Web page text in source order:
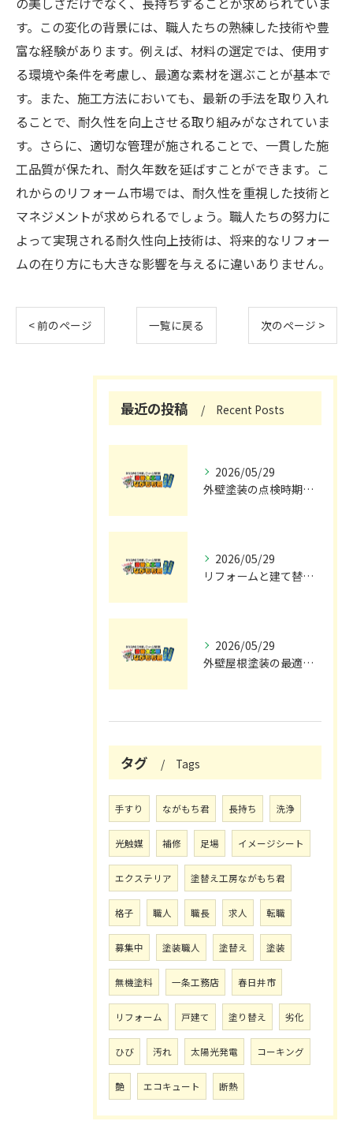
す。この変化の背景には、職人たちの熟練した技術や豊
富な経験があります。例えば、材料の選定では、使用す
る環境や条件を考慮し、最適な素材を選ぶことが基本で
す。また、施工方法においても、最新の手法を取り入れ
ることで、耐久性を向上させる取り組みがなされていま
す。さらに、適切な管理が施されることで、一貫した施
工品質が保たれ、耐久年数を延ばすことができます。こ
れからのリフォーム市場では、耐久性を重視した技術と
マネジメントが求められるでしょう。職人たちの努力に
よって実現される耐久性向上技術は、将来的なリフォー
ムの在り方にも大きな影響を与えるに違いありません。
< 前のページ 一覧に戻る 次のページ >
最近の投稿 Recent Posts
2026/05/29
外壁塗装の点検時期と施工の最適タイミング
2026/05/29
リフォームと建て替えの費用と注意点完全解説
2026/05/29
外壁屋根塗装の最適メンテナンス時期
タグ Tags
手すり ながもち君 長持ち 洗浄
光触媒 補修 足場 イメージシート
エクステリア 塗替え工房ながもち君
格子 職人 職長 求人 転職
募集中 塗装職人 塗替え 塗装
無機塗料 一条工務店 春日井市
リフォーム 戸建て 塗り替え 劣化
ひび 汚れ 太陽光発電 コーキング
艶 エコキュート 断熱